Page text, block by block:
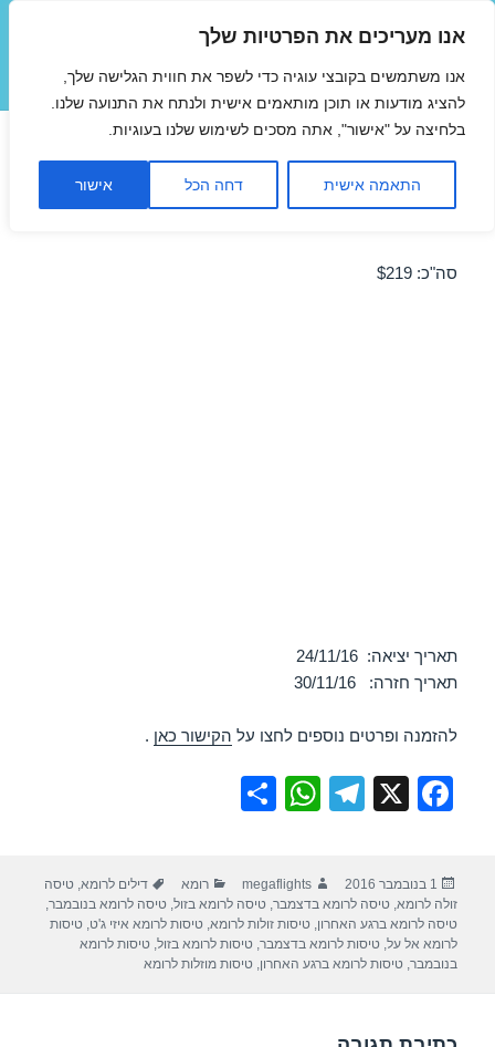
אנו מעריכים את הפרטיות שלך
אנו משתמשים בקובצי עוגיה כדי לשפר את חווית הגלישה שלך,
להציג מודעות או תוכן מותאמים אישית ולנתח את התנועה שלנו.
בלחיצה על "אישור", אתה מסכים לשימוש שלנו בעוגיות.
התאמה אישית דחה הכל אישור
תפריטים
ווידג'טים
טיסות זולות לרומא 24/11/2016
סה"כ: $219
תאריך יציאה: 24/11/16
תאריך חזרה: 30/11/16
להזמנה ופרטים נוספים לחצו על הקישור כאן .
F
e
b
o
X
T
gr
a
m
W
s
A
p
e
פורסם
בתאריך
1 בנובמבר 2016 מחבר
megaflights קטגוריות
רומא תגיות
דילים לרומא,טיסה
זולה לרומא,טיסה לרומא בדצמבר,טיסה לרומא בזול,טיסה לרומא בנובמבר,
טיסה לרומא ברגע האחרון,טיסות זולות לרומא,טיסות לרומא איזי ג'ט,טיסות
לרומא אל על,טיסות לרומא בדצמבר,טיסות לרומא בזול,טיסות לרומא
בנובמבר,טיסות לרומא ברגע האחרון,טיסות מוזלות לרומא